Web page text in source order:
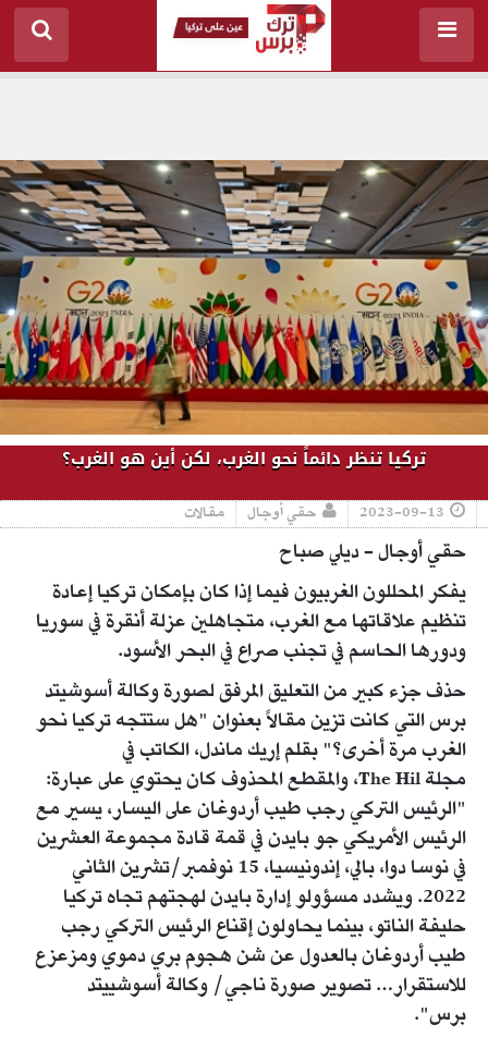
تركيا تنظر دائماً نحو الغرب، لكن أين هو الغرب؟
2023-09-13 حقي أوجال مقالات
حقي أوجال - ديلي صباح
يفكر المحللون الغربيون فيما إذا كان بإمكان تركيا إعادة
تنظيم علاقاتها مع الغرب، متجاهلين عزلة أنقرة في سوريا
ودورها الحاسم في تجنب صراع في البحر الأسود.
حذف جزء كبير من التعليق المرفق لصورة وكالة أسوشيتد
برس التي كانت تزين مقالاً بعنوان "هل ستتجه تركيا نحو
الغرب مرة أخرى؟" بقلم إريك ماندل، الكاتب في
مجلة The Hil، والمقطع المحذوف كان يحتوي على عبارة:
"الرئيس التركي رجب طيب أردوغان على اليسار، يسير مع
الرئيس الأمريكي جو بايدن في قمة قادة مجموعة العشرين
في نوسا دوا، بالي، إندونيسيا، 15 نوفمبر/تشرين الثاني
2022. ويشدد مسؤولو إدارة بايدن لهجتهم تجاه تركيا
حليفة الناتو، بينما يحاولون إقناع الرئيس التركي رجب
طيب أردوغان بالعدول عن شن هجوم بري دموي ومزعزع
للاستقرار… تصوير صورة ناجي/ وكالة أسوشييتد
برس".